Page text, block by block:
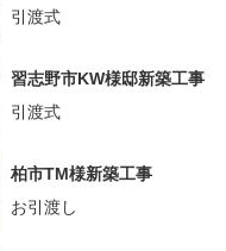
引渡式
習志野市KW様邸新築工事
引渡式
柏市TM様新築工事
お引渡し